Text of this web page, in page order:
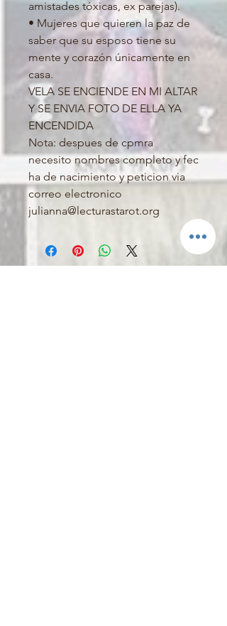
amistades tóxicas, ex parejas).
• Mujeres que quieren la paz de
saber que su esposo tiene su
mente y corazón únicamente en
casa.
VELA SE ENCIENDE EN MI ALTAR
Y SE ENVIA FOTO DE ELLA YA
ENCENDIDA
Nota: despues de cpmra
necesito nombres completo y fec
ha de nacimiento y peticion via
correo electronico
julianna@lecturastarot.org